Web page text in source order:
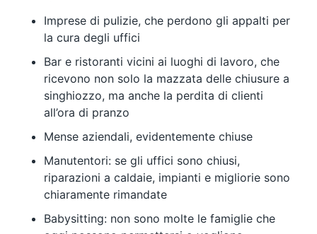
Imprese di pulizie, che perdono gli appalti per
la cura degli uffici
Bar e ristoranti vicini ai luoghi di lavoro, che
ricevono non solo la mazzata delle chiusure a
singhiozzo, ma anche la perdita di clienti
all’ora di pranzo
Mense aziendali, evidentemente chiuse
Manutentori: se gli uffici sono chiusi,
riparazioni a caldaie, impianti e migliorie sono
chiaramente rimandate
Babysitting: non sono molte le famiglie che